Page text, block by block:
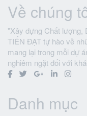
Về chúng
"Xây dựng Chất lượng,
TIẾN ĐẠT tự hào về
mang lại trong mỗi dự
nghiêm ngặt đối với
Danh mục